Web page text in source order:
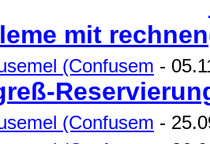
mit rechnen
(Confusem -
(Confusem -